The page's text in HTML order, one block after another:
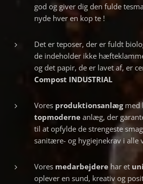
god og giver dig den fulde
nyde hver en kop te !
Det er teposer, der er fuldt
de indeholder ikke
og det papir, de er lavet af, er
Compost INDUSTRIAL
Vores produktionsanlæg med
topmoderne anlæg, der
til at opfylde de strengeste
sanitære- og hygiejnekrav i alle
Vores medarbejdere har et
oplever en sund, kreativ og